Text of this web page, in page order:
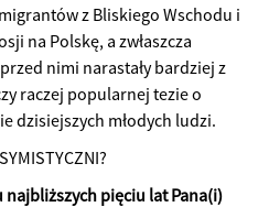
z Bliskiego Wschodu i
na Polskę, a zwłaszcza
nimi narastały bardziej z
raczej popularnej tezie o
dzisiejszych młodych ludzi.
najbliższych pięciu lat Pana(i)